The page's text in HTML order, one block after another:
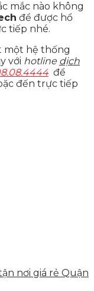
mắc nào không
để được hổ
tiếp nhé.
một hệ thống
với hotline dịch
để
đến trực tiếp
nơi giá rẻ Quận